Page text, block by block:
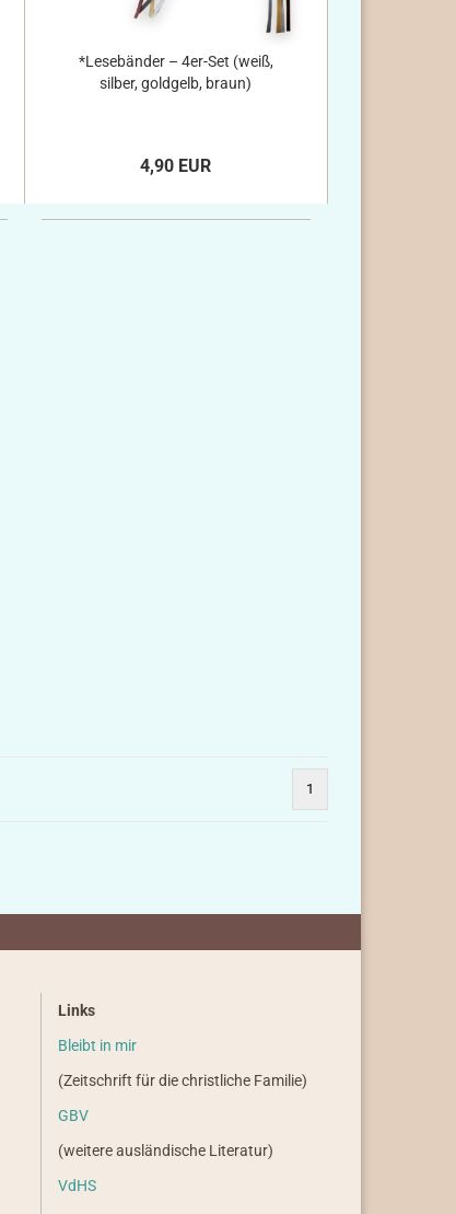
*Lesebänder – 4er-Set (weiß,
silber, goldgelb, braun)
4,90 EUR
1
Links
Bleibt in mir
(Zeitschrift für die christliche Familie)
GBV
(weitere ausländische Literatur)
VdHS